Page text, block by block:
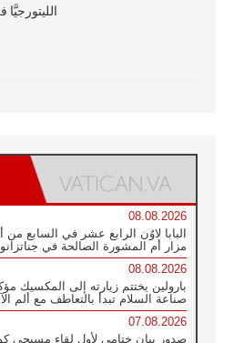
08.08.2026
البابا لاوُن الرابع عشر في السابع من
مزار أم المشورة الصالحة في جناتزانو
08.08.2026
بارولين يختتم زيارته إلى المكسيك
صناعة السلام تبدأ بالتعاطف مع ألم
07.08.2026
صدور بيان ختامي لأول لقاء مسيحي